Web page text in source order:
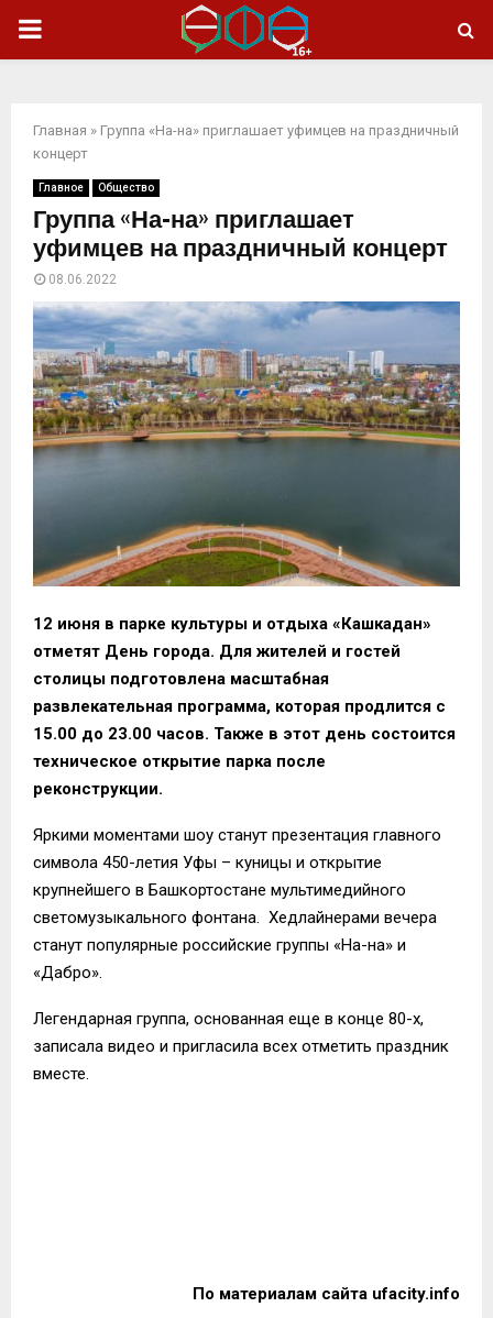
ОСНОВНОЕ
Главная » Группа «На-на» приглашает уфимцев на праздничный
концерт
Главное Общество
Группа «На-на» приглашает
уфимцев на праздничный концерт
08.06.2022
12 июня в парке культуры и отдыха «Кашкадан»
отметят День города. Для жителей и гостей
столицы подготовлена масштабная
развлекательная программа, которая продлится с
15.00 до 23.00 часов. Также в этот день состоится
техническое открытие парка после
реконструкции.
Яркими моментами шоу станут презентация главного
символа 450-летия Уфы – куницы и открытие
крупнейшего в Башкортостане мультимедийного
светомузыкального фонтана. Хедлайнерами вечера
станут популярные российские группы «На-на» и
«Дабро».
Легендарная группа, основанная еще в конце 80-х,
записала видео и пригласила всех отметить праздник
вместе.
По материалам сайта ufacity.info